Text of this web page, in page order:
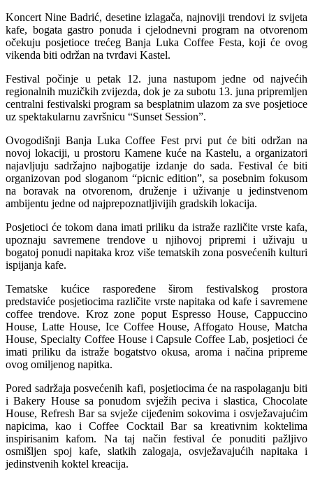
Koncert Nine Badrić, desetine izlagača, najnoviji trendovi iz svijeta
kafe, bogata gastro ponuda i cjelodnevni program na otvorenom
očekuju posjetioce trećeg Banja Luka Coffee Festa, koji će ovog
vikenda biti održan na tvrđavi Kastel.
Festival počinje u petak 12. juna nastupom jedne od najvećih
regionalnih muzičkih zvijezda, dok je za subotu 13. juna pripremljen
centralni festivalski program sa besplatnim ulazom za sve posjetioce
uz spektakularnu završnicu “Sunset Session”.
Ovogodišnji Banja Luka Coffee Fest prvi put će biti održan na
novoj lokaciji, u prostoru Kamene kuće na Kastelu, a organizatori
najavljuju sadržajno najbogatije izdanje do sada. Festival će biti
organizovan pod sloganom “picnic edition”, sa posebnim fokusom
na boravak na otvorenom, druženje i uživanje u jedinstvenom
ambijentu jedne od najprepoznatljivijih gradskih lokacija.
Posjetioci će tokom dana imati priliku da istraže različite vrste kafa,
upoznaju savremene trendove u njihovoj pripremi i uživaju u
bogatoj ponudi napitaka kroz više tematskih zona posvećenih kulturi
ispijanja kafe.
Tematske kućice raspoređene širom festivalskog prostora
predstaviće posjetiocima različite vrste napitaka od kafe i savremene
coffee trendove. Kroz zone poput Espresso House, Cappuccino
House, Latte House, Ice Coffee House, Affogato House, Matcha
House, Specialty Coffee House i Capsule Coffee Lab, posjetioci će
imati priliku da istraže bogatstvo okusa, aroma i načina pripreme
ovog omiljenog napitka.
Pored sadržaja posvećenih kafi, posjetiocima će na raspolaganju biti
i Bakery House sa ponudom svježih peciva i slastica, Chocolate
House, Refresh Bar sa svježe cijeđenim sokovima i osvježavajućim
napicima, kao i Coffee Cocktail Bar sa kreativnim koktelima
inspirisanim kafom. Na taj način festival će ponuditi pažljivo
osmišljen spoj kafe, slatkih zalogaja, osvježavajućih napitaka i
jedinstvenih koktel kreacija.